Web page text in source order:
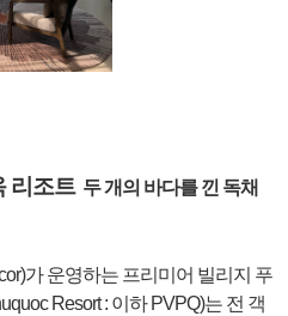
리조트 두 개의 바다를 낀 독채
가 운영하는 프리미어 빌리지 푸
Resort : 이하 PVPQ)는 전 객